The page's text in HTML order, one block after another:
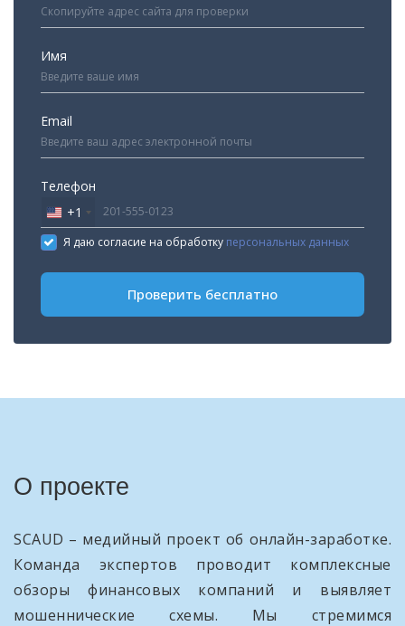
Имя
Email
Телефон
United
States
+1
+1
Я даю согласие на обработку персональных данных
Проверить бесплатно
О проекте
SCAUD – медийный проект об онлайн-заработке.
Команда экспертов проводит комплексные
обзоры финансовых компаний и выявляет
мошеннические схемы. Мы стремимся